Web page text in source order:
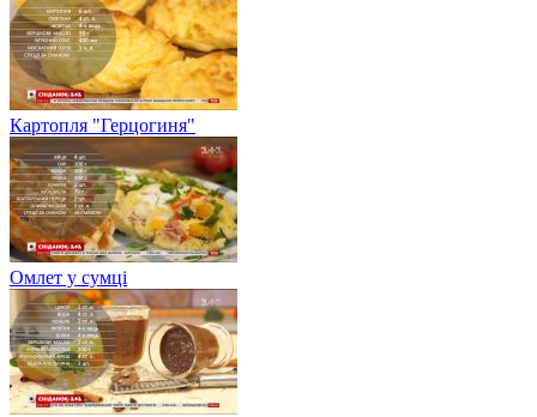
Картопля "Герцогиня"
Омлет у сумці